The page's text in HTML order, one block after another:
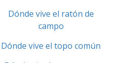
Dónde vive el ratón de
campo
Dónde vive el topo común